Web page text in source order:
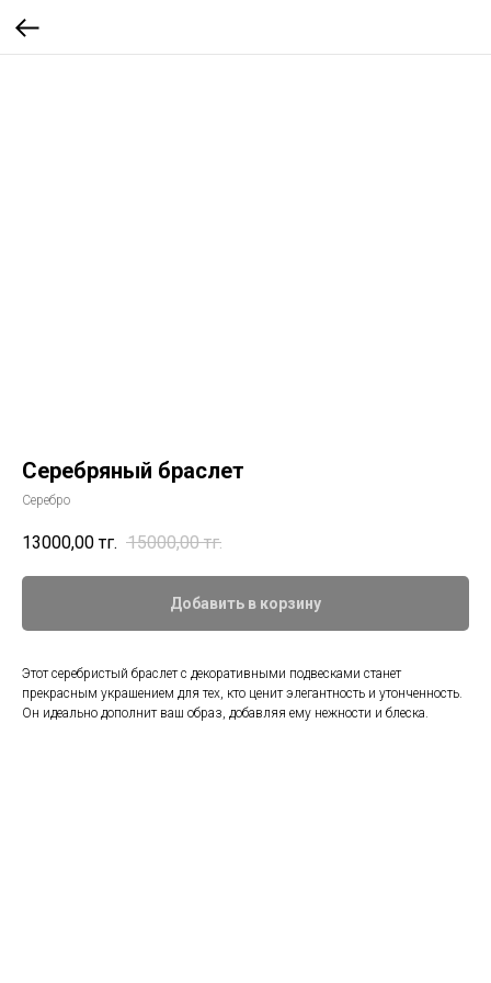
Серебряный браслет
Серебро
13000,00 тңг. 15000,00 тңг.
Добавить в корзину
Этот серебристый браслет с декоративными подвесками станет
прекрасным украшением для тех, кто ценит элегантность и утонченность.
Он идеально дополнит ваш образ, добавляя ему нежности и блеска.